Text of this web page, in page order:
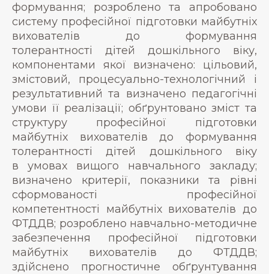
формування; розроблено та апробовано
систему професійної підготовки майбутніх
вихователів до формування
толерантності дітей дошкільного віку,
компонентами якої визначено: цільовий,
змістовий, процесуально-технологічний і
результативний та визначено педагогічні
умови її реалізації; обґрунтовано зміст та
структуру професійної підготовки
майбутніх вихователів до формування
толерантності дітей дошкільного віку
в умовах вищого навчального закладу;
визначено критерії, показники та рівні
сформованості професійної
компетентності майбутніх вихователів до
ФТДДВ; розроблено навчально-методичне
забезпечення професійної підготовки
майбутніх вихователів до ФТДДВ;
здійснено прогностичне обґрунтування